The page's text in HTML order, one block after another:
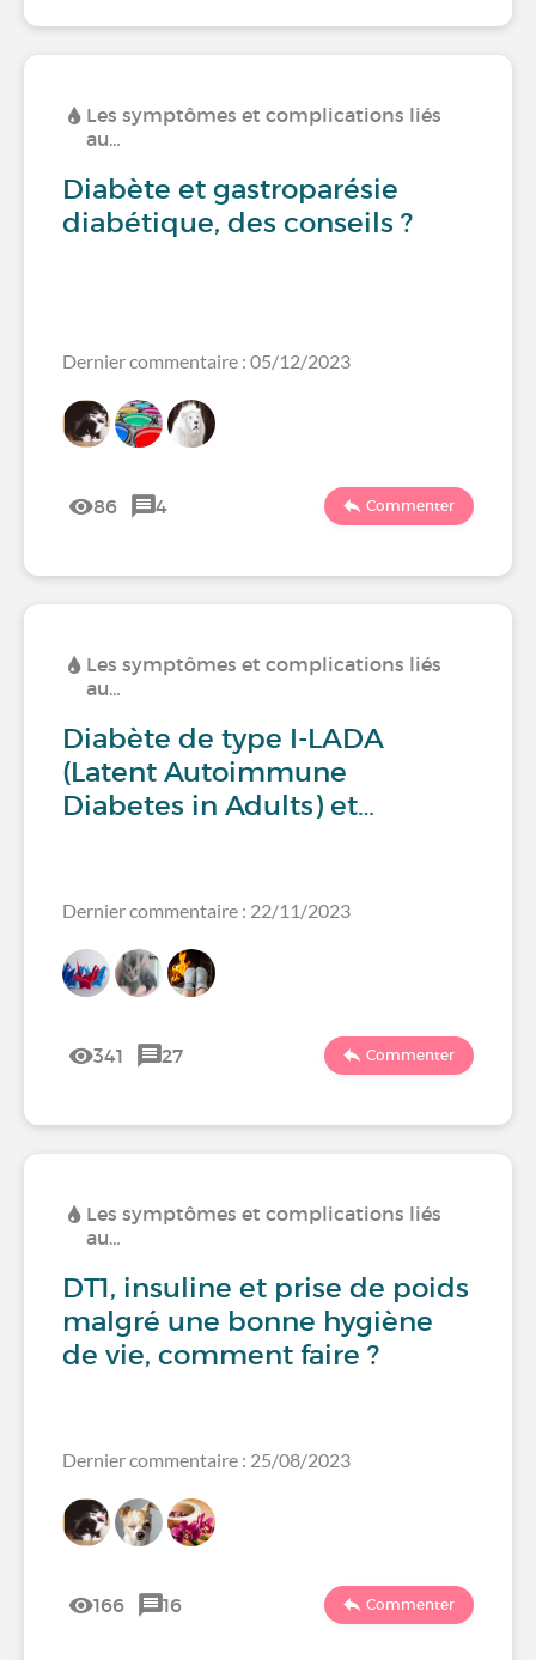
Les symptômes et complications liés
au…
Diabète et gastroparésie
diabétique, des conseils ?
Dernier commentaire : 05/12/2023
86 4 Commenter
Les symptômes et complications liés
au…
Diabète de type I-LADA
(Latent Autoimmune
Diabetes in Adults) et…
Dernier commentaire : 22/11/2023
341 27 Commenter
Les symptômes et complications liés
au…
DT1, insuline et prise de poids
malgré une bonne hygiène
de vie, comment faire ?
Dernier commentaire : 25/08/2023
166 16 Commenter